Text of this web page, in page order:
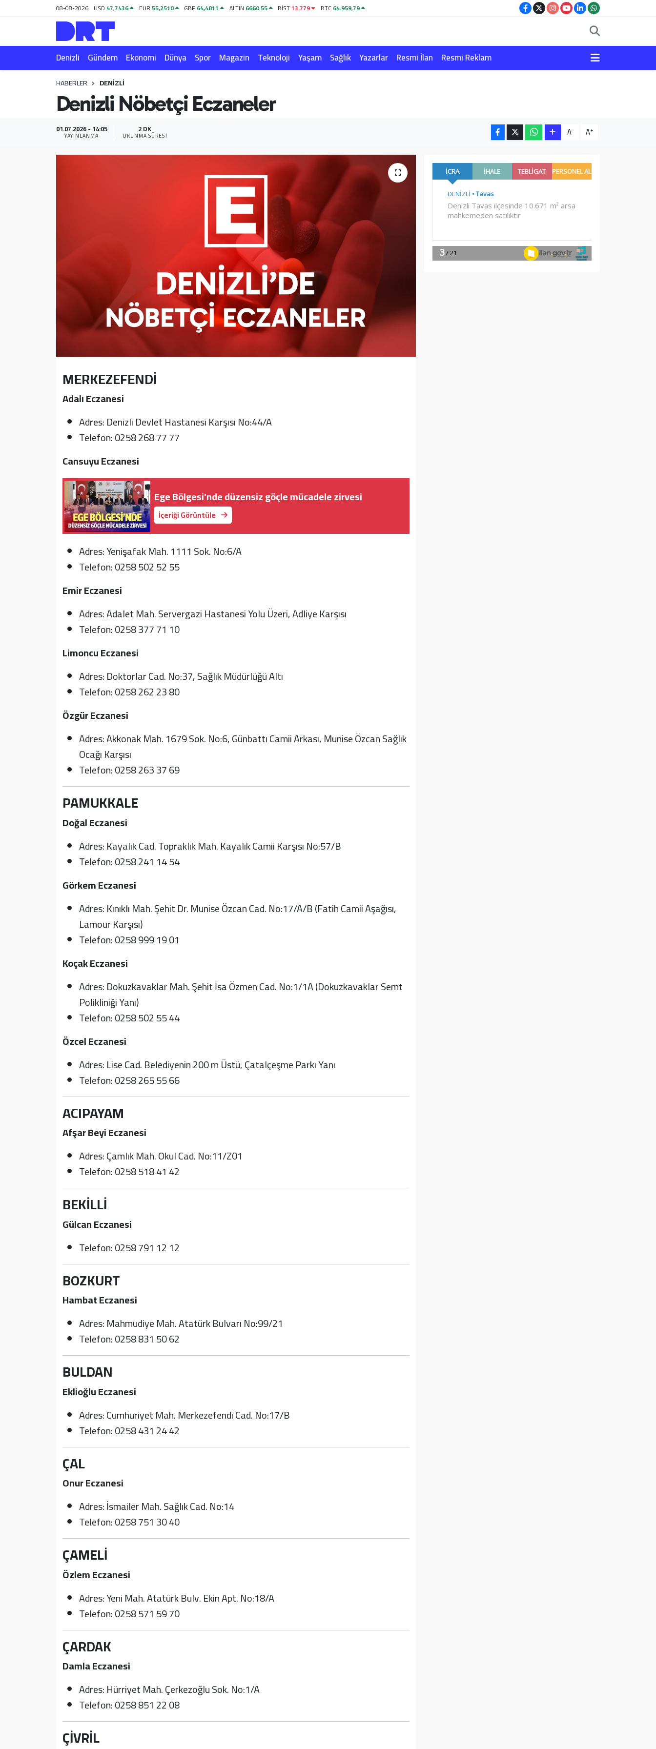
08-08-2026 USD 47,7436 EUR55,2510 GBP64,4811 ALTIN 6660.55 BİST13.779 BTC64.959,79
Denizli Gündem Ekonomi Dünya Spor Magazin Teknoloji Yaşam Sağlık Yazarlar Resmi İlan Resmi Reklam
HABERLER DENIZLI
Denizli Nöbetçi Eczaneler
01.07.2026 - 14:05
YAYINLANMA
2 DK
OKUNMA SÜRESI A- A+
MERKEZEFENDİ
Adalı Eczanesi
Adres: Denizli Devlet Hastanesi Karşısı No:44/A
Telefon: 0258 268 77 77
Cansuyu Eczanesi
Ege Bölgesi'nde düzensiz göçle mücadele zirvesi
İçeriği Görüntüle
Adres: Yenişafak Mah. 1111 Sok. No:6/A
Telefon: 0258 502 52 55
Emir Eczanesi
Adres: Adalet Mah. Servergazi Hastanesi Yolu Üzeri, Adliye Karşısı
Telefon: 0258 377 71 10
Limoncu Eczanesi
Adres: Doktorlar Cad. No:37, Sağlık Müdürlüğü Altı
Telefon: 0258 262 23 80
Özgür Eczanesi
Adres: Akkonak Mah. 1679 Sok. No:6, Günbattı Camii Arkası, Munise Özcan Sağlık
Ocağı Karşısı
Telefon: 0258 263 37 69
PAMUKKALE
Doğal Eczanesi
Adres: Kayalık Cad. Topraklık Mah. Kayalık Camii Karşısı No:57/B
Telefon: 0258 241 14 54
Görkem Eczanesi
Adres: Kınıklı Mah. Şehit Dr. Munise Özcan Cad. No:17/A/B (Fatih Camii Aşağısı,
Lamour Karşısı)
Telefon: 0258 999 19 01
Koçak Eczanesi
Adres: Dokuzkavaklar Mah. Şehit İsa Özmen Cad. No:1/1A (Dokuzkavaklar Semt
Polikliniği Yanı)
Telefon: 0258 502 55 44
Özcel Eczanesi
Adres: Lise Cad. Belediyenin 200 m Üstü, Çatalçeşme Parkı Yanı
Telefon: 0258 265 55 66
ACIPAYAM
Afşar Beyi Eczanesi
Adres: Çamlık Mah. Okul Cad. No:11/Z01
Telefon: 0258 518 41 42
BEKİLLİ
Gülcan Eczanesi
Telefon: 0258 791 12 12
BOZKURT
Hambat Eczanesi
Adres: Mahmudiye Mah. Atatürk Bulvarı No:99/21
Telefon: 0258 831 50 62
BULDAN
Eklioğlu Eczanesi
Adres: Cumhuriyet Mah. Merkezefendi Cad. No:17/B
Telefon: 0258 431 24 42
ÇAL
Onur Eczanesi
Adres: İsmailer Mah. Sağlık Cad. No:14
Telefon: 0258 751 30 40
ÇAMELİ
Özlem Eczanesi
Adres: Yeni Mah. Atatürk Bulv. Ekin Apt. No:18/A
Telefon: 0258 571 59 70
ÇARDAK
Damla Eczanesi
Adres: Hürriyet Mah. Çerkezoğlu Sok. No:1/A
Telefon: 0258 851 22 08
ÇİVRİL
Gündem
Ekonomi
Resmi Reklam
Hava Durumu
Trafik Durumu
Puan Durumu ve Fikstür
Tüm Manşetler
Son Dakika Haberleri